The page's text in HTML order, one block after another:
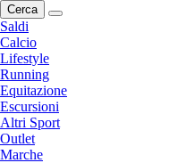
Cerca
Saldi
Calcio
Lifestyle
Running
Equitazione
Escursioni
Altri Sport
Outlet
Marche